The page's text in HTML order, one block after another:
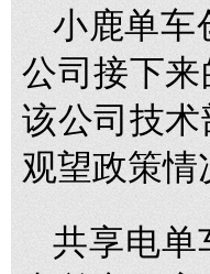
小鹿单车
公司接下
该公司技
观望政策情
共享电单